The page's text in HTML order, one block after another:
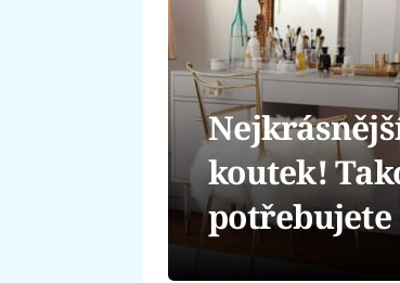
koutek!
potřebujete